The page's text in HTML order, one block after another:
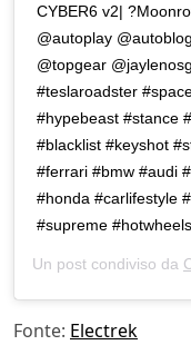
CYBER6 v2|
@autoplay
@topgear
#teslaroadster
#hypebeast #stance
#blacklist #keyshot
#ferrari #bmw #audi
#honda #carlifestyle
#supreme
Un post condiviso da
Fonte: Electrek